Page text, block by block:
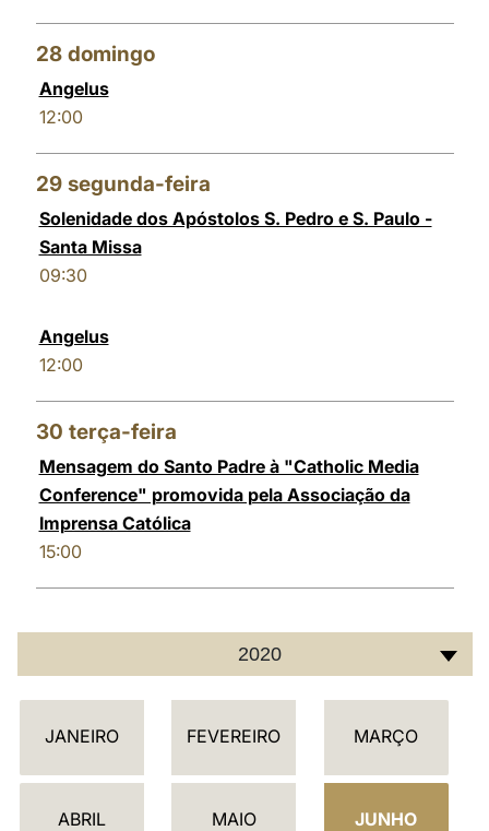
28 domingo
Angelus
12:00
29 segunda-feira
Solenidade dos Apóstolos S. Pedro e S. Paulo -
Santa Missa
09:30
Angelus
12:00
30 terça-feira
Mensagem do Santo Padre à "Catholic Media
Conference" promovida pela Associação da
Imprensa Católica
15:00
2020
C
L
JANEIRO FEVEREIRO MARÇO
ABRIL MAIO JUNHO